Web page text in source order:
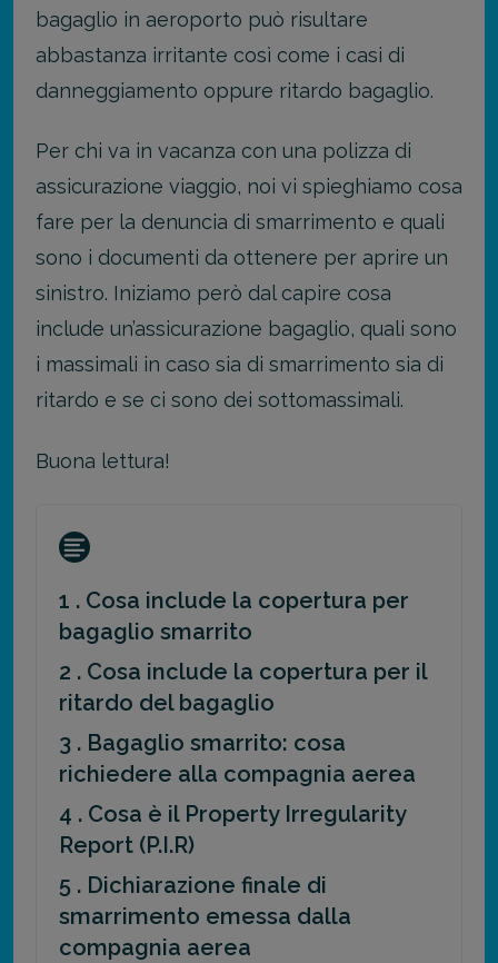
bagaglio in aeroporto può risultare
abbastanza irritante così come i casi di
danneggiamento oppure ritardo bagaglio.
Per chi va in vacanza con una polizza di
assicurazione viaggio, noi vi spieghiamo cosa
fare per la denuncia di smarrimento e quali
sono i documenti da ottenere per aprire un
sinistro. Iniziamo però dal capire cosa
include un’assicurazione bagaglio, quali sono
i massimali in caso sia di smarrimento sia di
ritardo e se ci sono dei sottomassimali.
Buona lettura!
1 . Cosa include la copertura per
bagaglio smarrito
2 . Cosa include la copertura per il
ritardo del bagaglio
3 . Bagaglio smarrito: cosa
richiedere alla compagnia aerea
4 . Cosa è il Property Irregularity
Report (P.I.R)
5 . Dichiarazione finale di
smarrimento emessa dalla
compagnia aerea